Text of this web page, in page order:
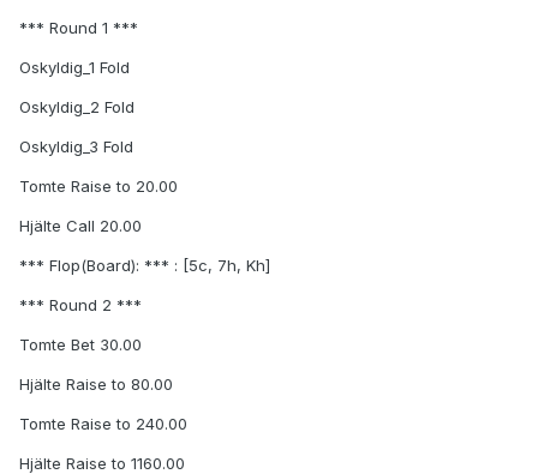
*** Round 1 ***
Oskyldig_1 Fold
Oskyldig_2 Fold
Oskyldig_3 Fold
Tomte Raise to 20.00
Hjälte Call 20.00
*** Flop(Board): *** : [5c, 7h, Kh]
*** Round 2 ***
Tomte Bet 30.00
Hjälte Raise to 80.00
Tomte Raise to 240.00
Hjälte Raise to 1160.00